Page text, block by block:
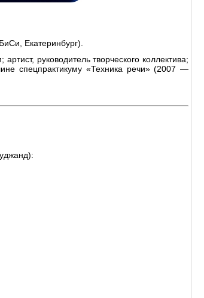
Екатеринбург).
руководитель творческого коллектива;
спецпрактикуму «Техника речи» (2007 —